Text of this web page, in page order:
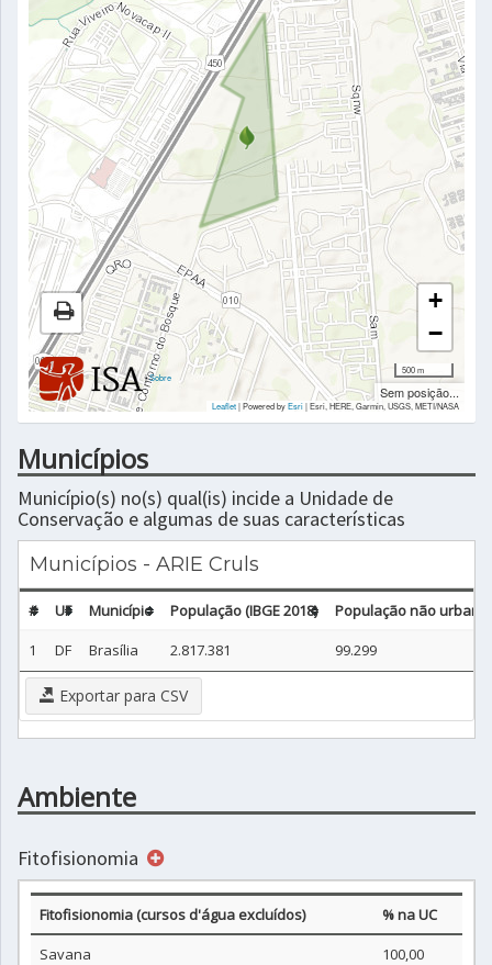
|Sobre
+
−
500 m
Sem posição...
Leaflet| Powered byEsri|Esri, HERE, Garmin, USGS, METI/NASA
Municípios
Município(s) no(s) qual(is) incide a Unidade de
Conservação e algumas de suas características
Municípios - ARIE Cruls
# UF Município População (IBGE 2018)
População não urbana
1
DF Brasília 2.817.381 99.299
Exportar para CSV
Ambiente
Fitofisionomia
Fitofisionomia (cursos d'água excluídos)
% na UC
Savana
100,00